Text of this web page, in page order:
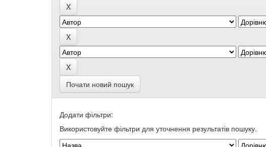
Почати новий пошук
Додати фільтри:
Використовуйте фільтри для уточнення результатів пошуку.